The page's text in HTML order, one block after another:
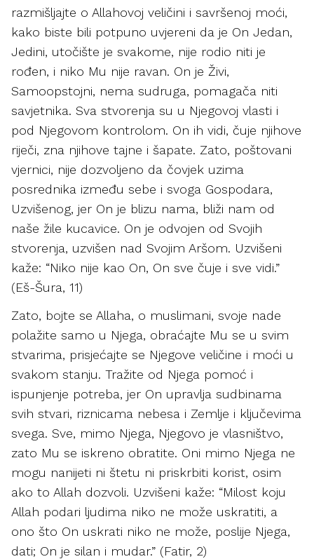
razmišljajte o Allahovoj veličini i savršenoj moći,
kako biste bili potpuno uvjereni da je On Jedan,
Jedini, utočište je svakome, nije rodio niti je
rođen, i niko Mu nije ravan. On je Živi,
Samoopstojni, nema sudruga, pomagača niti
savjetnika. Sva stvorenja su u Njegovoj vlasti i
pod Njegovom kontrolom. On ih vidi, čuje njihove
riječi, zna njihove tajne i šapate. Zato, poštovani
vjernici, nije dozvoljeno da čovjek uzima
posrednika između sebe i svoga Gospodara,
Uzvišenog, jer On je blizu nama, bliži nam od
naše žile kucavice. On je odvojen od Svojih
stvorenja, uzvišen nad Svojim Aršom. Uzvišeni
kaže: “Niko nije kao On, On sve čuje i sve vidi.”
(Eš-Šura, 11)
Zato, bojte se Allaha, o muslimani, svoje nade
polažite samo u Njega, obraćajte Mu se u svim
stvarima, prisjećajte se Njegove veličine i moći u
svakom stanju. Tražite od Njega pomoć i
ispunjenje potreba, jer On upravlja sudbinama
svih stvari, riznicama nebesa i Zemlje i ključevima
svega. Sve, mimo Njega, Njegovo je vlasništvo,
zato Mu se iskreno obratite. Oni mimo Njega ne
mogu nanijeti ni štetu ni priskrbiti korist, osim
ako to Allah dozvoli. Uzvišeni kaže: “Milost koju
Allah podari ljudima niko ne može uskratiti, a
ono što On uskrati niko ne može, poslije Njega,
dati; On je silan i mudar.” (Fatir, 2)